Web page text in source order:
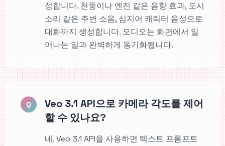
성합니다. 천둥이나 엔진 같은 음향 효과, 도시
소리 같은 주변 소음, 심지어 캐릭터 음성으로
대화까지 생성합니다. 오디오는 화면에서 일
어나는 일과 완벽하게 동기화됩니다.
Q
Veo 3.1 API으로 카메라 각도를 제어
할 수 있나요?
네. Veo 3.1 API을 사용하면 텍스트 프롬프트